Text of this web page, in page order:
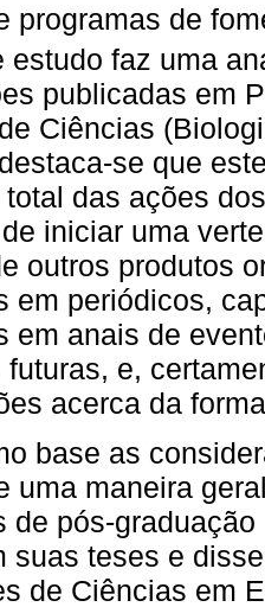
programas de
estudo faz uma
publicadas em
Ciências
se que
total das ações
iniciar uma
outros produtos
em periódicos,
em anais de
futuras, e,
acerca da
base as
uma maneira
de pós-
suas teses e
de Ciências em